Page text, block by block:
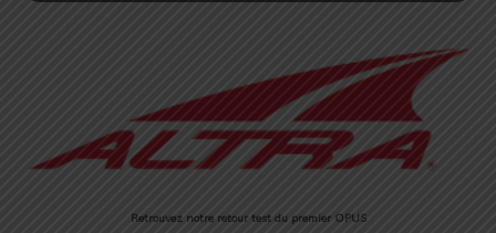
Retrouvez notre retour test du premier OPUS